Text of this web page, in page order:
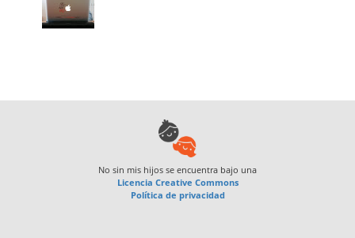
No sin mis hijos se encuentra bajo una
Licencia Creative Commons
Política de privacidad